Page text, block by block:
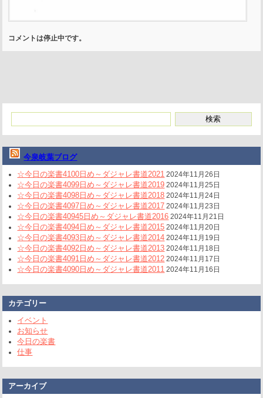
コメントは停止中です。
今泉岐葉ブログ
☆今日の楽書4100日め～ダジャレ書道2021 2024年11月26日
☆今日の楽書4099日め～ダジャレ書道2019 2024年11月25日
☆今日の楽書4098日め～ダジャレ書道2018 2024年11月24日
☆今日の楽書4097日め～ダジャレ書道2017 2024年11月23日
☆今日の楽書40945日め～ダジャレ書道2016 2024年11月21日
☆今日の楽書4094日め～ダジャレ書道2015 2024年11月20日
☆今日の楽書4093日め～ダジャレ書道2014 2024年11月19日
☆今日の楽書4092日め～ダジャレ書道2013 2024年11月18日
☆今日の楽書4091日め～ダジャレ書道2012 2024年11月17日
☆今日の楽書4090日め～ダジャレ書道2011 2024年11月16日
カテゴリー
イベント
お知らせ
今日の楽書
仕事
アーカイブ